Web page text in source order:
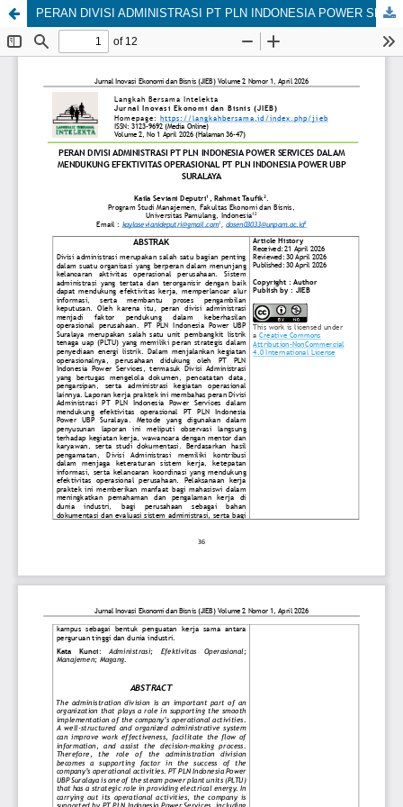
PERAN DIVISI ADMINISTRASI PT PLN INDONESIA POWER SERVICES DALAM MENDUKUNG EFEKTIVITAS OPERASIONAL PT PLN INDONESIA POWER UBP SURALAYA